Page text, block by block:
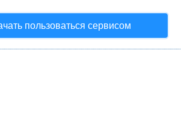
пользоваться сервисом